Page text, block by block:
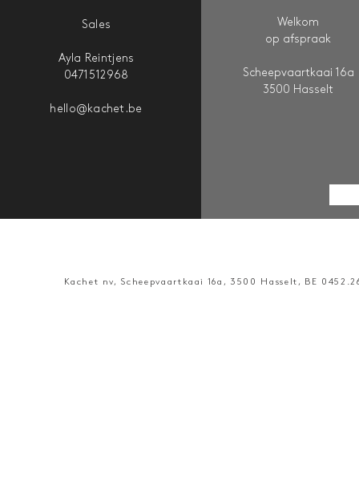
Sales
Ayla Reintjens
0471512968
hello@kachet.be
Welkom
op afspraak
Scheepvaartkaai 16a
3500 Hasselt
Kachet nv, Scheepvaartkaai 16a, 3500 Hasselt,